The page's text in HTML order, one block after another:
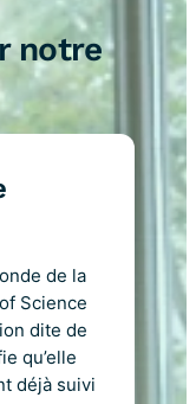
notre
de la
Science
dite de
qu’elle
déjà suivi